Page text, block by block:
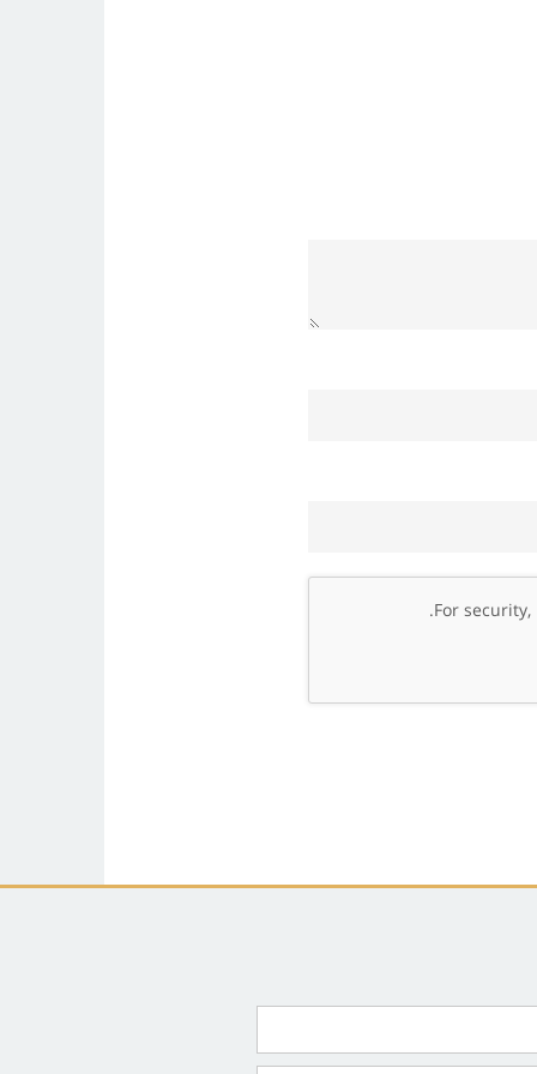
For
.